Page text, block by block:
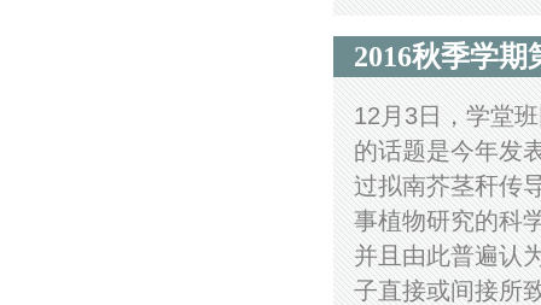
2016秋季学
12月3日，学堂
的话题是今年发
过拟南芥茎秆传
事植物研究的科
并且由此普遍认
子直接或间接所